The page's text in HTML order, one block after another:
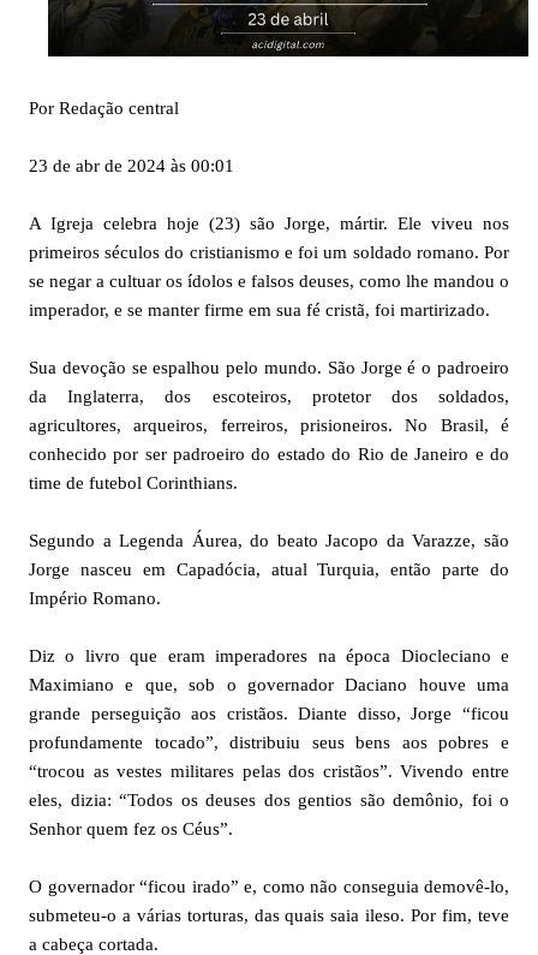
Por Redação central
23 de abr de 2024 às 00:01
A Igreja celebra hoje (23) são Jorge, mártir. Ele viveu nos
primeiros séculos do cristianismo e foi um soldado romano. Por
se negar a cultuar os ídolos e falsos deuses, como lhe mandou o
imperador, e se manter firme em sua fé cristã, foi martirizado.
Sua devoção se espalhou pelo mundo. São Jorge é o padroeiro
da Inglaterra, dos escoteiros, protetor dos soldados,
agricultores, arqueiros, ferreiros, prisioneiros. No Brasil, é
conhecido por ser padroeiro do estado do Rio de Janeiro e do
time de futebol Corinthians.
Segundo a Legenda Áurea, do beato Jacopo da Varazze, são
Jorge nasceu em Capadócia, atual Turquia, então parte do
Império Romano.
Diz o livro que eram imperadores na época Diocleciano e
Maximiano e que, sob o governador Daciano houve uma
grande perseguição aos cristãos. Diante disso, Jorge “ficou
profundamente tocado”, distribuiu seus bens aos pobres e
“trocou as vestes militares pelas dos cristãos”. Vivendo entre
eles, dizia: “Todos os deuses dos gentios são demônio, foi o
Senhor quem fez os Céus”.
O governador “ficou irado” e, como não conseguia demovê-lo,
submeteu-o a várias torturas, das quais saia ileso. Por fim, teve
a cabeça cortada.